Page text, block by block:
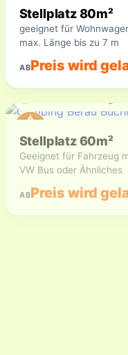
Stellplatz 80m²
geeignet für
max. Länge bis zu 7 m
ABPreis wird
Stellplatz 60m²
Geeignet für Fahrzeug
VW Bus oder Ähnliches
ABPreis wird